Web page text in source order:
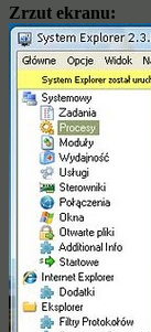
Zrzut ekranu: